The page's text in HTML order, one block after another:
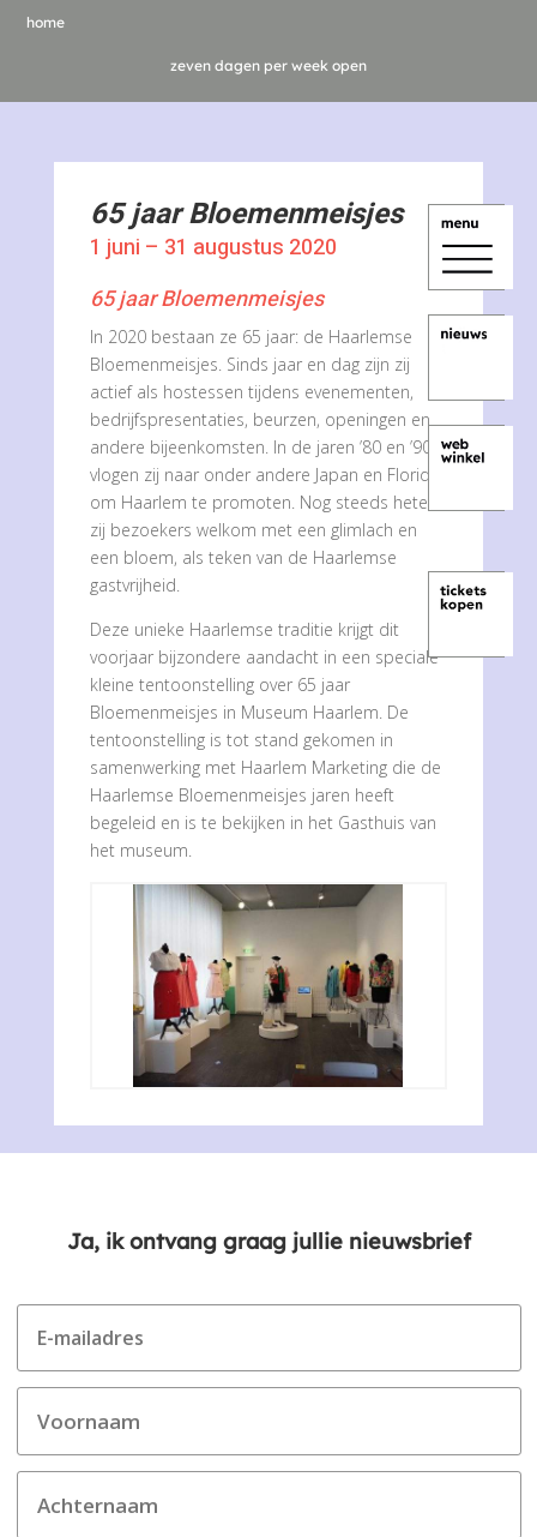
home
zeven dagen per week open
65 jaar Bloemenmeisjes
1 juni – 31 augustus 2020
65 jaar Bloemenmeisjes
In 2020 bestaan ze 65 jaar: de Haarlemse
Bloemenmeisjes. Sinds jaar en dag zijn zij
actief als hostessen tijdens evenementen,
bedrijfspresentaties, beurzen, openingen en
andere bijeenkomsten. In de jaren ’80 en ’90
vlogen zij naar onder andere Japan en Florida
om Haarlem te promoten. Nog steeds heten
zij bezoekers welkom met een glimlach en
een bloem, als teken van de Haarlemse
gastvrijheid.
Deze unieke Haarlemse traditie krijgt dit
voorjaar bijzondere aandacht in een speciale
kleine tentoonstelling over 65 jaar
Bloemenmeisjes in Museum Haarlem. De
tentoonstelling is tot stand gekomen in
samenwerking met Haarlem Marketing die de
Haarlemse Bloemenmeisjes jaren heeft
begeleid en is te bekijken in het Gasthuis van
het museum.
Ja, ik ontvang graag jullie nieuwsbrief